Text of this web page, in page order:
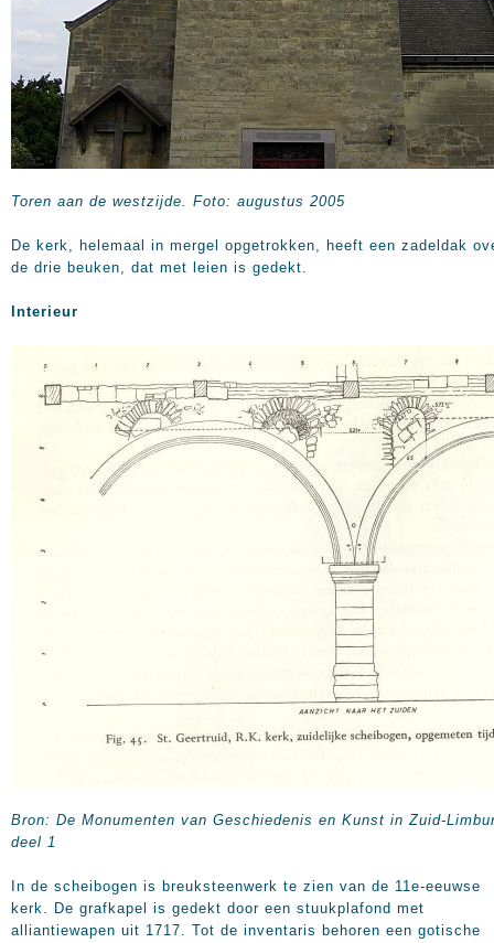
Toren aan de westzijde. Foto: augustus 2005
De kerk, helemaal in mergel opgetrokken, heeft een zadeldak
de drie beuken, dat met leien is gedekt.
Interieur
Bron: De Monumenten van Geschiedenis en Kunst in Zuid-
deel 1
In de scheibogen is breuksteenwerk te zien van de 11e-eeuwse
kerk. De grafkapel is gedekt door een stuukplafond met
alliantiewapen uit 1717. Tot de inventaris behoren een gotische